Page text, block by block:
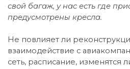
свой багаж, у нас есть где
предусмотрены кресла.
Не повлияет ли
взаимодействие с
сеть, расписание, изменятся